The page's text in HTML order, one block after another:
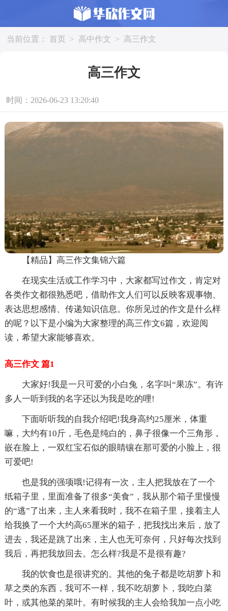
当前位置： 首页 > 高中作文 > 高三作文
高三作文
时间：2026-06-23 13:20:40
【精品】高三作文集锦六篇
在现实生活或工作学习中，大家都写过作文，肯定对
各类作文都很熟悉吧，借助作文人们可以反映客观事物、
表达思想感情、传递知识信息。你所见过的作文是什么样
的呢？以下是小编为大家整理的高三作文6篇，欢迎阅
读，希望大家能够喜欢。
高三作文 篇1
大家好!我是一只可爱的小白兔，名字叫“果冻”。有许
多人一听到我的名字还以为我是吃的哩!
下面听听我的自我介绍吧!我身高约25厘米，体重
嘛，大约有10斤，毛色是纯白的，鼻子很像一个三角形，
嵌在脸上，一双红宝石似的眼睛镶在那可爱的小脸上，很
可爱吧!
也是我的强项哦!记得有一次，主人把我放在了一个
纸箱子里，里面准备了很多“美食”，我从那个箱子里慢慢
的“逃”了出来，主人来看我时，我不在箱子里，接着主人
给我换了一个大约高65厘米的箱子，把我找出来后，放了
进去，我还是跳了出来，主人也无可奈何，只好每次找到
我后，再把我放回去。怎么样?我是不是很有趣?
我的饮食也是很讲究的。其他的兔子都是吃胡萝卜和
草之类的东西，我可不一样，我不吃胡萝卜，我吃白菜
叶，或其他菜的菜叶。有时候我的主人会给我加一点小吃